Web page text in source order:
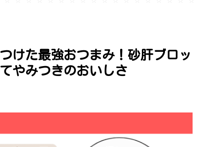
けた最強おつまみ！砂肝ブロッ
やみつきのおいしさ